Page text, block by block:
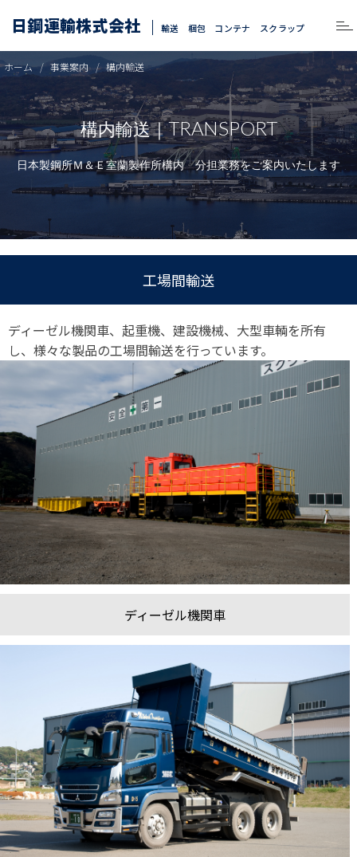
日鋼運輸株式会社 輸送 梱包 コンテナ スクラップ
ホーム 事業案内 構内輸送
構内輸送｜TRANSPORT
日本製鋼所Ｍ＆Ｅ室蘭製作所構内 分担業務をご案内いたします
工場間輸送
ディーゼル機関車、起重機、建設機械、大型車輌を所有
し、様々な製品の工場間輸送を行っています。
ディーゼル機関車